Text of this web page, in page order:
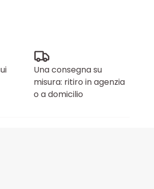
Una consegna su
misura: ritiro in agenzia
o a domicilio